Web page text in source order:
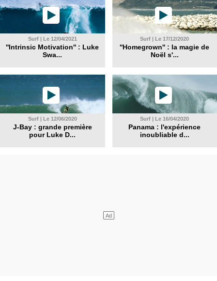
Surf | Le 12/04/2021
''Intrinsic Motivation'' : Luke
Swa...
Surf | Le 17/12/2020
''Homegrown'' : la magie de
Noël s'...
Surf | Le 12/06/2020
J-Bay : grande première
pour Luke D...
Surf | Le 16/04/2020
Panama : l'expérience
inoubliable d...